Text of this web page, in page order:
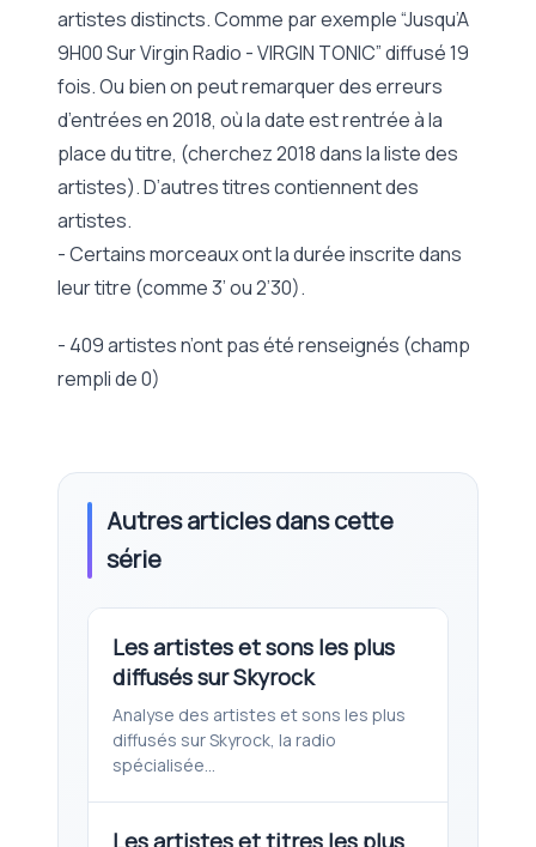
artistes distincts. Comme par exemple “Jusqu’A
9H00 Sur Virgin Radio - VIRGIN TONIC” diffusé 19
fois. Ou bien on peut remarquer des erreurs
d’entrées en 2018, où la date est rentrée à la
place du titre, (cherchez 2018 dans la liste des
artistes). D’autres titres contiennent des
artistes.
- Certains morceaux ont la durée inscrite dans
leur titre (comme 3’ ou 2’30).
- 409 artistes n’ont pas été renseignés (champ
rempli de 0)
Autres articles dans cette
série
Les artistes et sons les plus
diffusés sur Skyrock
Analyse des artistes et sons les plus
diffusés sur Skyrock, la radio
spécialisée...
Les artistes et titres les plus